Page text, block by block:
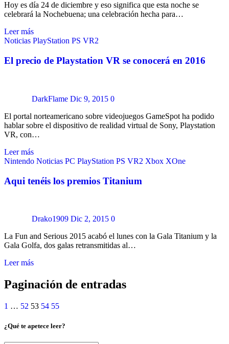
Hoy es día 24 de diciembre y eso significa que esta noche se
celebrará la Nochebuena; una celebración hecha para…
Leer más
Noticias PlayStation PS VR2
El precio de Playstation VR se conocerá en 2016
DarkFlame Dic 9, 2015 0
El portal norteamericano sobre videojuegos GameSpot ha podido
hablar sobre el dispositivo de realidad virtual de Sony, Playstation
VR, con…
Leer más
Nintendo Noticias PC PlayStation PS VR2 Xbox XOne
Aqui tenéis los premios Titanium
Drako1909 Dic 2, 2015 0
La Fun and Serious 2015 acabó el lunes con la Gala Titanium y la
Gala Golfa, dos galas retransmitidas al…
Leer más
Paginación de entradas
1 … 52 53 54 55
¿Qué te apetece leer?